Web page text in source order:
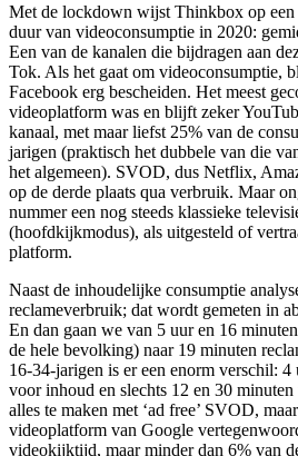
Met de lockdown wijst Thinkbox op een
duur van videoconsumptie in 2020:
Een van de kanalen die bijdragen aan
Tok. Als het gaat om videoconsumptie,
Facebook erg bescheiden. Het meest
videoplatform was en blijft zeker
kanaal, met maar liefst 25% van de
jarigen (praktisch het dubbele van die
het algemeen). SVOD, dus Netflix,
op de derde plaats qua verbruik. Maar
nummer een nog steeds klassieke
(hoofdkijkmodus), als uitgesteld of
platform.
Naast de inhoudelijke consumptie
reclameverbruik; dat wordt gemeten in
En dan gaan we van 5 uur en 16
de hele bevolking) naar 19 minuten
16-34-jarigen is er een enorm verschil:
voor inhoud en slechts 12 en 30
alles te maken met ‘ad free’ SVOD,
videoplatform van Google
videokijktijd, maar minder dan 6% van